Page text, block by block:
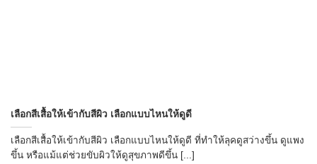
เลือกสีเสื้อให้เข้ากับสีผิว เลือกแบบไหนให้ดูดี
เลือกสีเสื้อให้เข้ากับสีผิว เลือกแบบไหนให้ดูดี ที่ทำให้ลุคดูสว่างขึ้น ดูแพง
ขึ้น หรือแม้แต่ช่วยขับผิวให้ดูสุขภาพดีขึ้น [...]